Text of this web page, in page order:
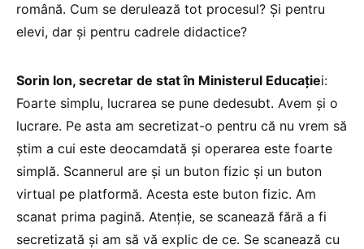
română. Cum se derulează tot procesul? Și pentru
elevi, dar și pentru cadrele didactice?
Sorin Ion, secretar de stat în Ministerul Educației:
Foarte simplu, lucrarea se pune dedesubt. Avem și o
lucrare. Pe asta am secretizat-o pentru că nu vrem să
știm a cui este deocamdată și operarea este foarte
simplă. Scannerul are și un buton fizic și un buton
virtual pe platformă. Acesta este buton fizic. Am
scanat prima pagină. Atenție, se scanează fără a fi
secretizată și am să vă explic de ce. Se scanează cu